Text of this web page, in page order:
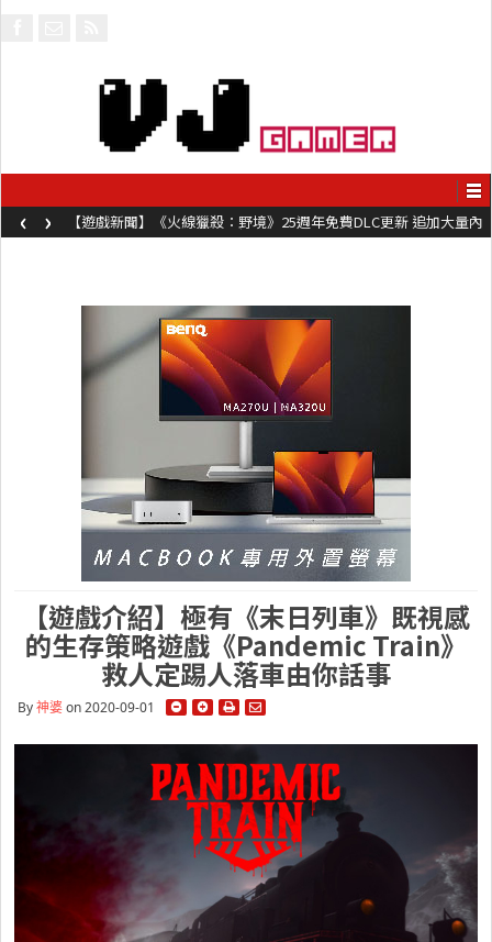
【遊戲新聞】《火線獵殺：野境》25週年免費DLC更新 追加大量內
容同時系舊作限時超平價折扣
‹ ›
【遊戲介紹】極有《末日列車》既視感
的生存策略遊戲《Pandemic Train》
救人定踢人落車由你話事
By神婆on 2020-09-01